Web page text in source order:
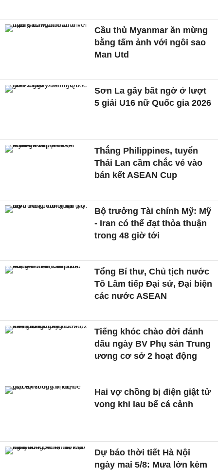
Cầu thủ Myanmar ăn mừng
bằng tấm ảnh với ngôi sao
Man Utd
Sơn La gây bất ngờ ở lượt
5 giải U16 nữ Quốc gia 2026
Thắng Philippines, tuyển
Thái Lan cầm chắc vé vào
bán kết ASEAN Cup
Bộ trưởng Tài chính Mỹ: Mỹ
- Iran có thể đạt thỏa thuận
trong 48 giờ tới
Tổng Bí thư, Chủ tịch nước
Tô Lâm tiếp Đại sứ, Đại biện
các nước ASEAN
Tiếng khóc chào đời đánh
dấu ngày BV Phụ sản Trung
ương cơ sở 2 hoạt động
Hai vợ chồng bị điện giật tử
vong khi lau bể cá cảnh
Dự báo thời tiết Hà Nội
ngày mai 5/8: Mưa lớn kèm